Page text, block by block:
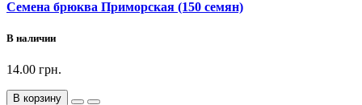
Семена брюква Приморская (150 семян)
В наличии
14.00 грн.
В корзину